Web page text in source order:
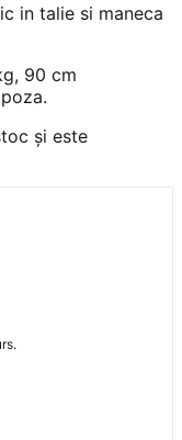
in talie si maneca
90 cm
și este